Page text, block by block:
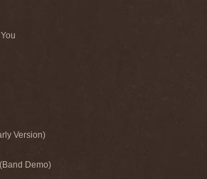
Version)
Demo)